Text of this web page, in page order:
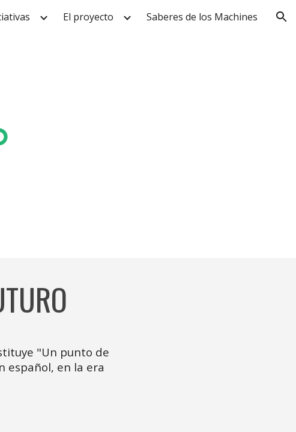
El proyecto Saberes de los Machines
"Un punto de
español, en la era